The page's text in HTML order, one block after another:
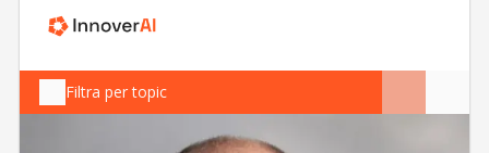
Filtra per topic